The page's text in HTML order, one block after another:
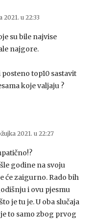
2021. u 22:33
su bile najvise
najgore.
top10 sastavit
koje valjaju ?
2021. u 22:27
godine na svoju
će zaigurno. Rado bih
i ovu pjesmu
je tu je. U oba slučaja
to samo zbog prvog